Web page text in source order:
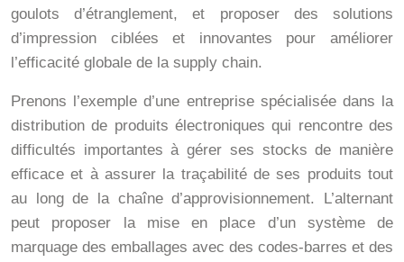
goulots d’étranglement, et proposer des solutions
d’impression ciblées et innovantes pour améliorer
l’efficacité globale de la supply chain.
Prenons l’exemple d’une entreprise spécialisée dans la
distribution de produits électroniques qui rencontre des
difficultés importantes à gérer ses stocks de manière
efficace et à assurer la traçabilité de ses produits tout
au long de la chaîne d’approvisionnement. L’alternant
peut proposer la mise en place d’un système de
marquage des emballages avec des codes-barres et des